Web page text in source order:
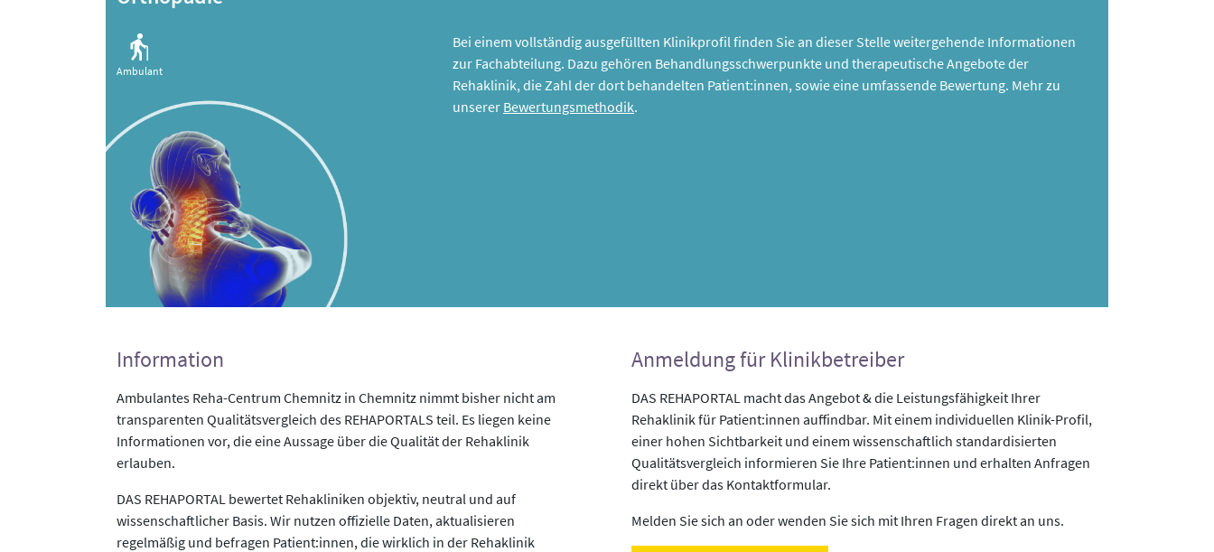
Ambulant
Bei einem vollständig ausgefüllten Klinikprofil finden Sie an dieser Stelle weitergehende Informationen
zur Fachabteilung. Dazu gehören Behandlungsschwerpunkte und therapeutische Angebote der
Rehaklinik, die Zahl der dort behandelten Patient:innen, sowie eine umfassende Bewertung. Mehr zu
unserer Bewertungsmethodik.
Information
Ambulantes Reha-Centrum Chemnitz in Chemnitz nimmt bisher nicht am
transparenten Qualitätsvergleich des REHAPORTALS teil. Es liegen keine
Informationen vor, die eine Aussage über die Qualität der Rehaklinik
erlauben.
DAS REHAPORTAL bewertet Rehakliniken objektiv, neutral und auf
wissenschaftlicher Basis. Wir nutzen offizielle Daten, aktualisieren
regelmäßig und befragen Patient:innen, die wirklich in der Rehaklinik
Anmeldung für Klinikbetreiber
DAS REHAPORTAL macht das Angebot & die Leistungsfähigkeit Ihrer
Rehaklinik für Patient:innen auffindbar. Mit einem individuellen Klinik-Profil,
einer hohen Sichtbarkeit und einem wissenschaftlich standardisierten
Qualitätsvergleich informieren Sie Ihre Patient:innen und erhalten Anfragen
direkt über das Kontaktformular.
Melden Sie sich an oder wenden Sie sich mit Ihren Fragen direkt an uns.